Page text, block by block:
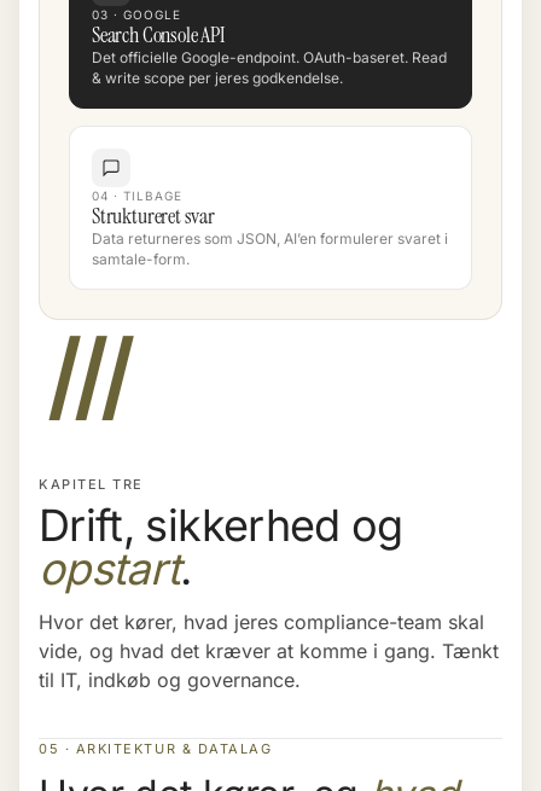
03 · GOOGLE
Search Console API
Det officielle Google-endpoint. OAuth-baseret. Read
& write scope per jeres godkendelse.
04 · TILBAGE
Struktureret svar
Data returneres som JSON, AI’en formulerer svaret i
samtale-form.
III
KAPITEL TRE
Drift, sikkerhed og
opstart.
Hvor det kører, hvad jeres compliance-team skal
vide, og hvad det kræver at komme i gang. Tænkt
til IT, indkøb og governance.
05 · ARKITEKTUR & DATALAG